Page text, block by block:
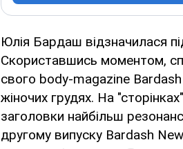
Юлія Бардаш відзначилася
Скориставшись моментом,
свого body-magazine
жіночих грудях. На
заголовки найбільш
другому випуску Bardash